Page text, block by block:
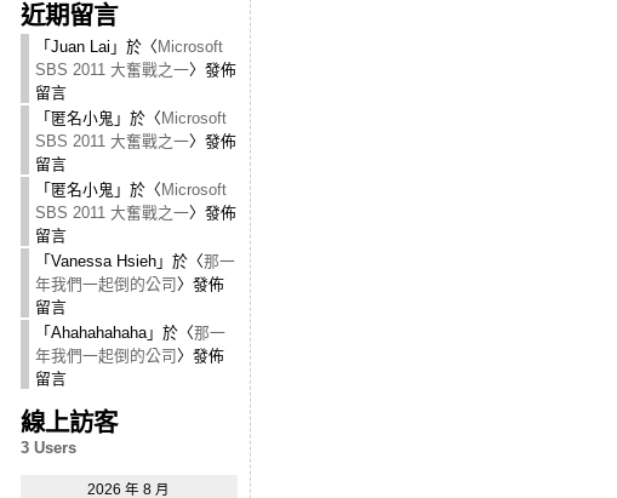
近期留言
「 Juan Lai 」於〈 Microsoft
SBS 2011 大奮戰之一〉發佈
留言
「 匿名小鬼 」於〈 Microsoft
SBS 2011 大奮戰之一〉發佈
留言
「 匿名小鬼 」於〈 Microsoft
SBS 2011 大奮戰之一〉發佈
留言
「 Vanessa Hsieh」於〈那一
年我們一起倒的公司 〉發佈
留言
「 Ahahahahaha」於〈那一
年我們一起倒的公司 〉發佈
留言
線上訪客
3 Users
2026 年 8 月